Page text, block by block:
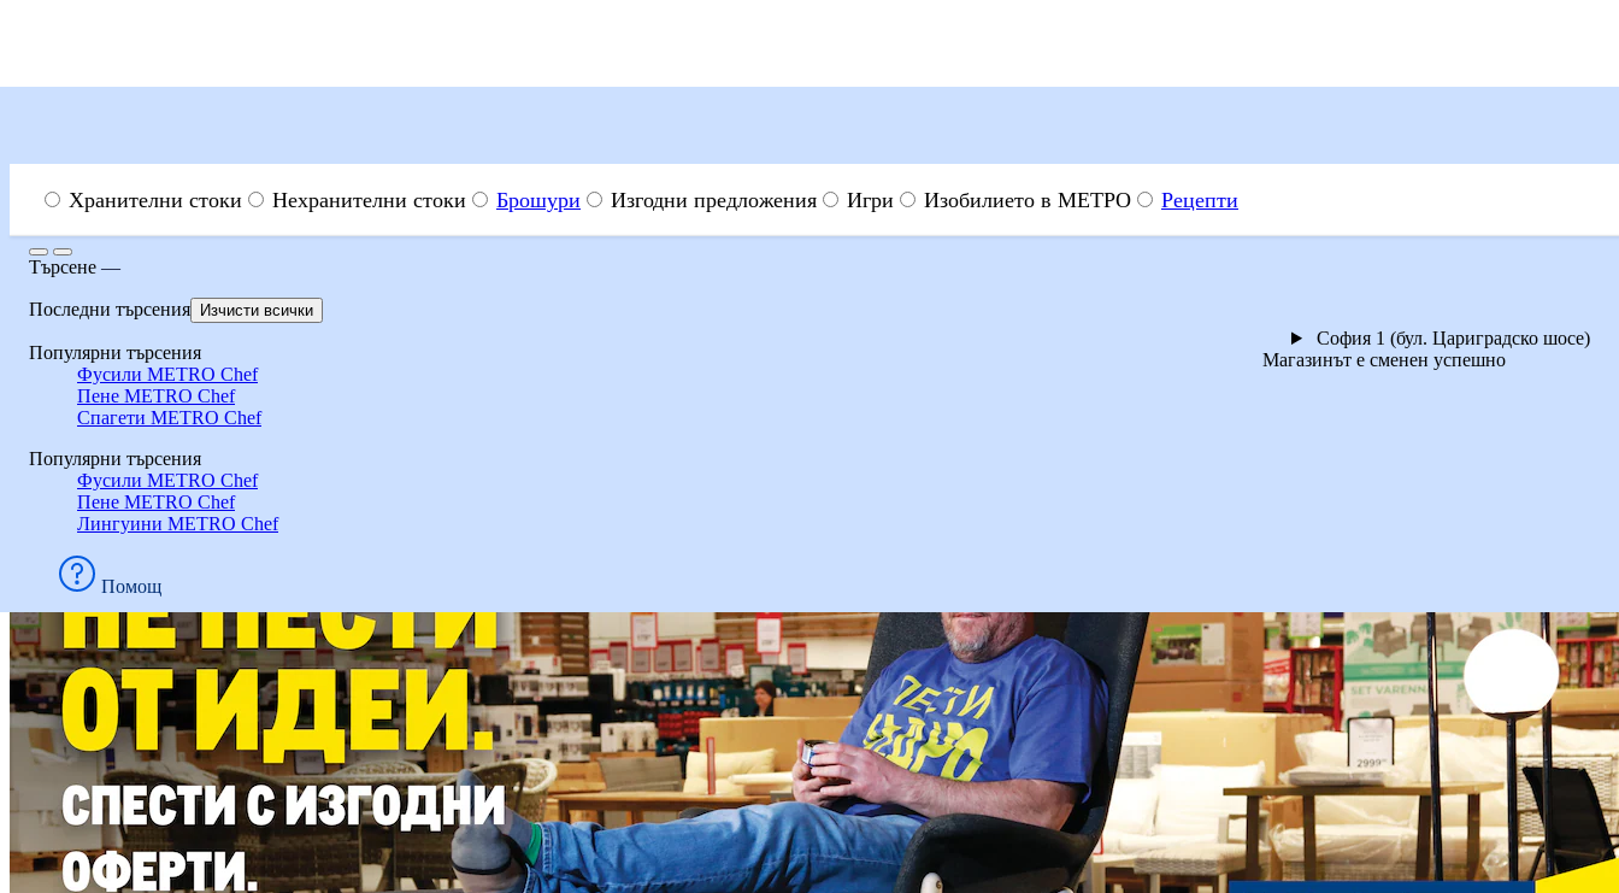
Menu
Търсене
Търсене —
Последни търсения Изчисти всички
Популярни търсения
Фусили METRO Chef
Пене METRO Chef
Спагети METRO Chef
Популярни търсения
Фусили METRO Chef
Пене METRO Chef
Лингуини METRO Chef
Помощ
София 1 (бул. Цариградско шосе)
Магазинът е сменен успешно
Хранителни стоки Нехранителни стоки Брошури Изгодни предложения Игри Изобилието в МЕТРО Рецепти
От 09.08.2026 г. преминаваме към обозначаване на цените само в евро.
Оферти от ТВ реклама
Виж повече